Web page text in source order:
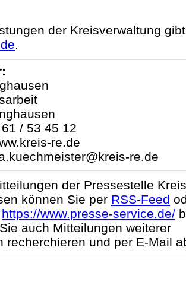
der Kreisverwaltung
.
/ 53 45 12
re.de
re.de
der Pressestelle Kreis
können Sie per RSS-Feed
https://www.presse-service.de/
auch Mitteilungen weiterer
recherchieren und per E-Mail